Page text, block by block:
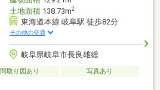
土地面積138.73m2
東海道本線 岐阜駅 徒歩82分
その他の交通
岐阜県岐阜市長良雄総
間取り図あり
写真あり